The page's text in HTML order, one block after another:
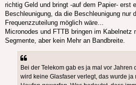
richtig Geld und bringt -auf dem Papier- erst
Beschleunigung, da die Beschleunigung nur
Frequenzzuteilung möglich wäre...
Micronodes und FTTB bringen im Kabelnetz
Segmente, aber kein Mehr an Bandbreite.
Bei der Telekom gab es ja mal vor Jahren
wird keine Glasfaser verlegt, das wurde